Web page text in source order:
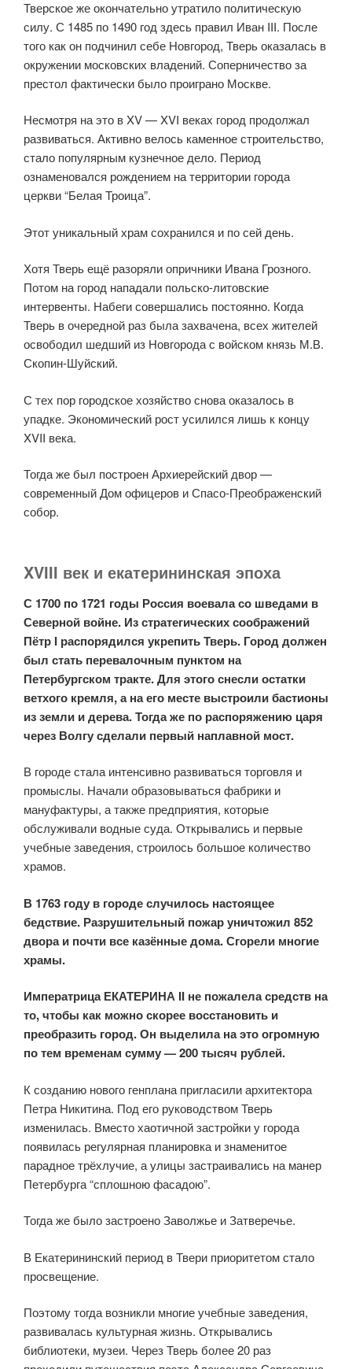
Тверское же окончательно утратило политическую
силу. С 1485 по 1490 год здесь правил Иван III. После
того как он подчинил себе Новгород, Тверь оказалась в
окружении московских владений. Соперничество за
престол фактически было проиграно Москве.
Несмотря на это в XV — XVI веках город продолжал
развиваться. Активно велось каменное строительство,
стало популярным кузнечное дело. Период
ознаменовался рождением на территории города
церкви “Белая Троица”.
Этот уникальный храм сохранился и по сей день.
Хотя Тверь ещё разоряли опричники Ивана Грозного.
Потом на город нападали польско-литовские
интервенты. Набеги совершались постоянно. Когда
Тверь в очередной раз была захвачена, всех жителей
освободил шедший из Новгорода с войском князь М.В.
Скопин-Шуйский.
С тех пор городское хозяйство снова оказалось в
упадке. Экономический рост усилился лишь к концу
XVII века.
Тогда же был построен Архиерейский двор —
современный Дом офицеров и Спасо-Преображенский
собор.
XVIII век и екатерининская эпоха
С 1700 по 1721 годы Россия воевала со шведами в
Северной войне. Из стратегических соображений
Пётр I распорядился укрепить Тверь. Город должен
был стать перевалочным пунктом на
Петербургском тракте. Для этого снесли остатки
ветхого кремля, а на его месте выстроили бастионы
из земли и дерева. Тогда же по распоряжению царя
через Волгу сделали первый наплавной мост.
В городе стала интенсивно развиваться торговля и
промыслы. Начали образовываться фабрики и
мануфактуры, а также предприятия, которые
обслуживали водные суда. Открывались и первые
учебные заведения, строилось большое количество
храмов.
В 1763 году в городе случилось настоящее
бедствие. Разрушительный пожар уничтожил 852
двора и почти все казённые дома. Сгорели многие
храмы.
Императрица ЕКАТЕРИНА II не пожалела средств на
то, чтобы как можно скорее восстановить и
преобразить город. Он выделила на это огромную
по тем временам сумму — 200 тысяч рублей.
К созданию нового генплана пригласили архитектора
Петра Никитина. Под его руководством Тверь
изменилась. Вместо хаотичной застройки у города
появилась регулярная планировка и знаменитое
парадное трёхлучие, а улицы застраивались на манер
Петербурга “сплошною фасадою”.
Тогда же было застроено Заволжье и Затверечье.
В Екатерининский период в Твери приоритетом стало
просвещение.
Поэтому тогда возникли многие учебные заведения,
развивалась культурная жизнь. Открывались
библиотеки, музеи. Через Тверь более 20 раз